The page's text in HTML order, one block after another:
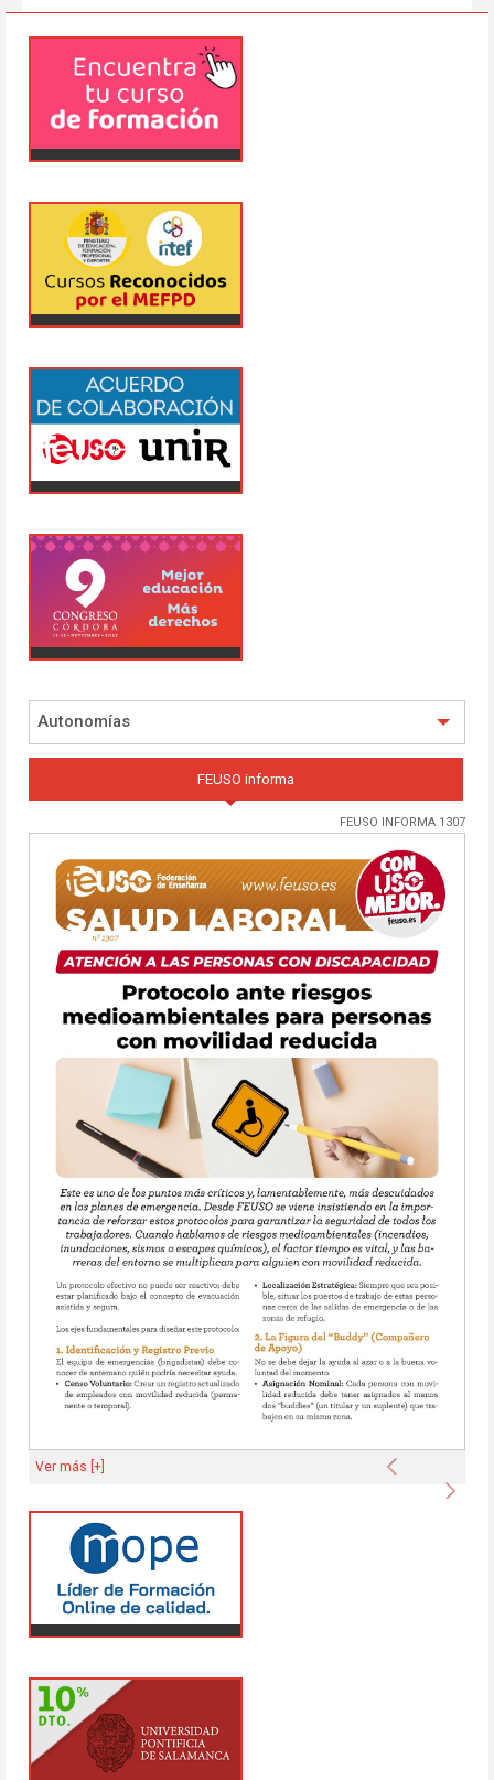
Autonomías
FEUSO informa
FEUSO INFORMA 1307
Anterior
Ver más [+]